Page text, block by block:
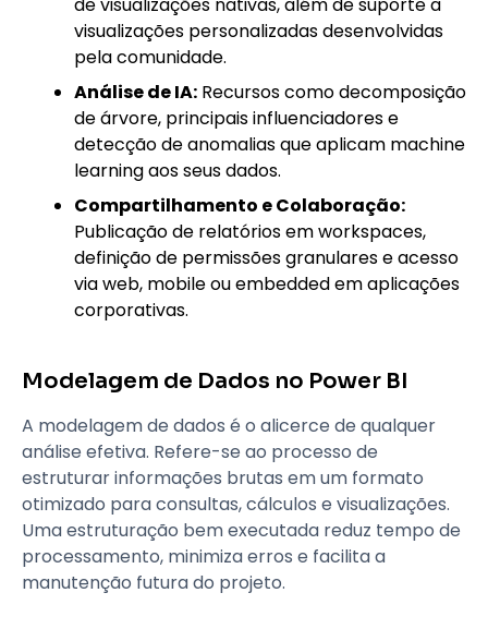
visualizações personalizadas desenvolvidas
pela comunidade.
Análise de IA: Recursos como decomposição
de árvore, principais influenciadores e
detecção de anomalias que aplicam machine
learning aos seus dados.
Compartilhamento e Colaboração:
Publicação de relatórios em workspaces,
definição de permissões granulares e acesso
via web, mobile ou embedded em aplicações
corporativas.
Modelagem de Dados no Power BI
A modelagem de dados é o alicerce de qualquer
análise efetiva. Refere-se ao processo de
estruturar informações brutas em um formato
otimizado para consultas, cálculos e visualizações.
Uma estruturação bem executada reduz tempo de
processamento, minimiza erros e facilita a
manutenção futura do projeto.